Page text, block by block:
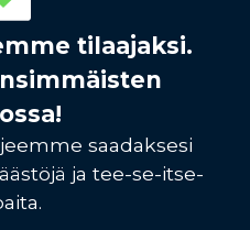
tilaajaksi.
saadaksesi
ja tee-se-itse-